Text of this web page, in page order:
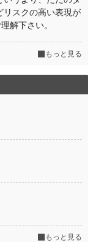
リスクの高い表現が
解下さい。
もっと見る
もっと見る